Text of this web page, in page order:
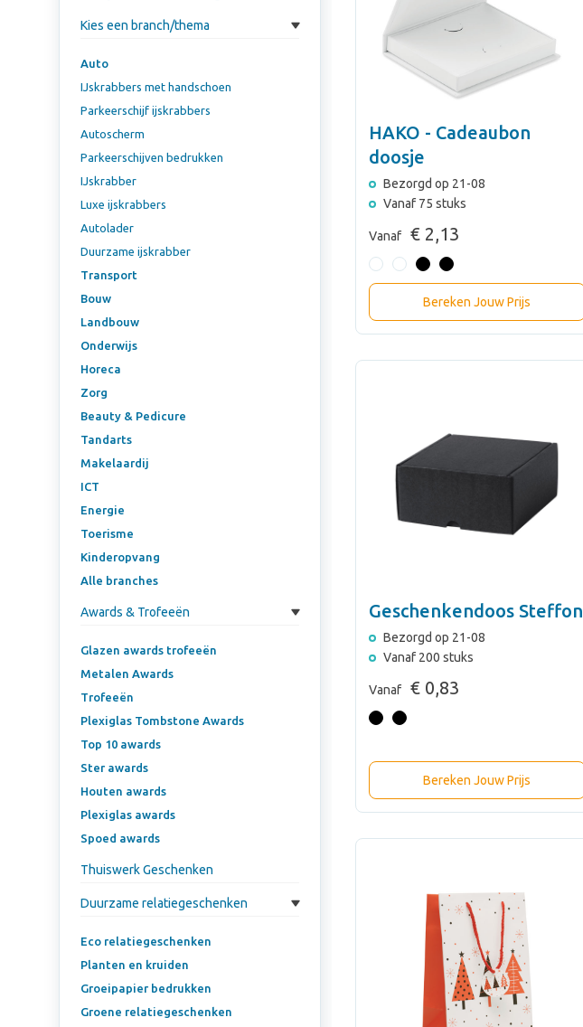
Kies een branch/thema
Auto
IJskrabbers met handschoen
Parkeerschijf ijskrabbers
Autoscherm
Parkeerschijven bedrukken
IJskrabber
Luxe ijskrabbers
Autolader
Duurzame ijskrabber
Transport
Bouw
Landbouw
Onderwijs
Horeca
Zorg
Beauty & Pedicure
Tandarts
Makelaardij
ICT
Energie
Toerisme
Kinderopvang
Alle branches
Awards & Trofeeën
Glazen awards trofeeën
Metalen Awards
Trofeeën
Plexiglas Tombstone Awards
Top 10 awards
Ster awards
Houten awards
Plexiglas awards
Spoed awards
Thuiswerk Geschenken
Duurzame relatiegeschenken
Eco relatiegeschenken
Planten en kruiden
Groeipapier bedrukken
Groene relatiegeschenken
HAKO - Cadeaubon
doosje
Bezorgd op 21-08
Vanaf 75 stuks
Vanaf € 2,13
Bereken Jouw Prijs
Geschenkendoos Steffon
Bezorgd op 21-08
Vanaf 200 stuks
Vanaf € 0,83
Bereken Jouw Prijs